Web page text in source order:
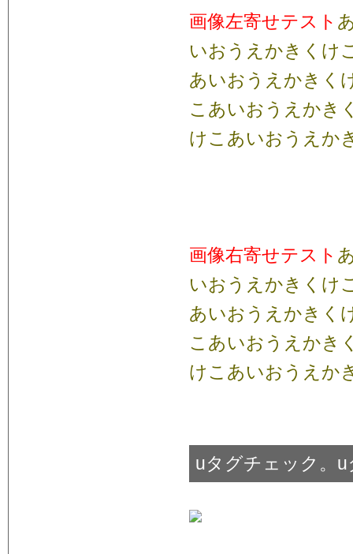
画像左寄せテスト
いおうえかきくけ
あいおうえかきく
こあいおうえかき
けこあいおうえか
画像右寄せテスト
いおうえかきくけ
あいおうえかきく
こあいおうえかき
けこあいおうえか
uタグチェック。